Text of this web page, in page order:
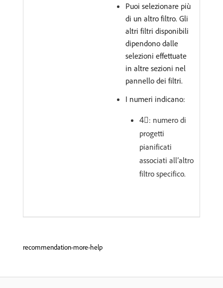
Puoi selezionare più
di un altro filtro. Gli
altri filtri disponibili
dipendono dalle
selezioni effettuate
in altre sezioni nel
pannello dei filtri.
I numeri indicano:
4︎⃣: numero di
progetti
pianificati
associati all’altro
filtro specifico.
recommendation-more-help